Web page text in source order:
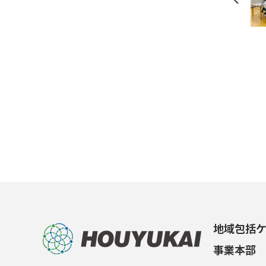
地域包括
事業本部